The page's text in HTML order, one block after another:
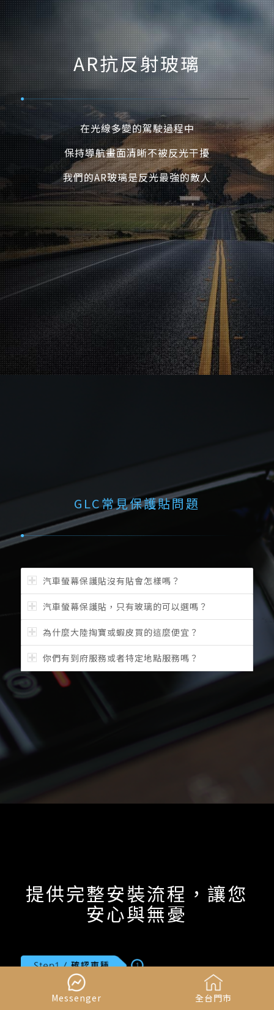
AR抗反射玻璃
在光線多變的駕駛過程中
保持導航畫面清晰不被反光干擾
我們的AR玻璃是反光最強的敵人
GLC常見保護貼問題
汽車螢幕保護貼沒有貼會怎樣嗎？
汽車螢幕保護貼，只有玻璃的可以選嗎？
為什麼大陸掏寶或蝦皮買的這麼便宜？
你們有到府服務或者特定地點服務嗎？
提供完整安裝流程，讓您
安心與無憂
Messenger 全台門市